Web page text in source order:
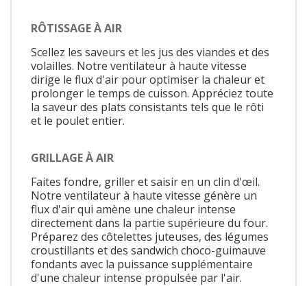
RÔTISSAGE À AIR
Scellez les saveurs et les jus des viandes et des
volailles. Notre ventilateur à haute vitesse
dirige le flux d'air pour optimiser la chaleur et
prolonger le temps de cuisson. Appréciez toute
la saveur des plats consistants tels que le rôti
et le poulet entier.
GRILLAGE À AIR
Faites fondre, griller et saisir en un clin d'œil.
Notre ventilateur à haute vitesse génère un
flux d'air qui amène une chaleur intense
directement dans la partie supérieure du four.
Préparez des côtelettes juteuses, des légumes
croustillants et des sandwich choco-guimauve
fondants avec la puissance supplémentaire
d'une chaleur intense propulsée par l'air.